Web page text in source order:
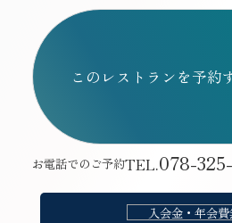
このレストランを予約
お電話でのご予約TEL.078-
入会金・年会